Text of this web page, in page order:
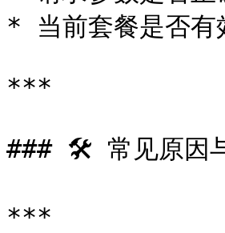
* 当前套餐是否有
***
### 🛠 常见原因
***